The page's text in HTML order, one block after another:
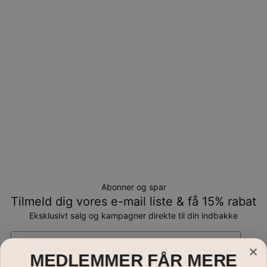
Abonner og spar
Tilmeld dig vores e-mail liste & få 15% rabat
Eksklusivt salg og kampagner direkte til din indbakke
MEDLEMMER FÅR MERE